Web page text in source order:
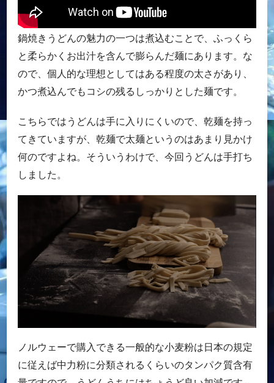
鍋焼きうどんの魅力の一つは煮込むことで、ふっくら
と柔らかくお出汁を含んで膨らんだ麺にあります。な
ので、個人的な理想としてはある程度の太さがあり、
かつ煮込んでもコシの残るしっかりとした麺です。
こちらではうどんは手に入りにくいので、乾麺を持っ
てきていますが、乾麺で太麺というのはあまり見かけ
何のですよね。そういうわけで、今回うどんは手打ち
しました。
ノルウェーで購入できる一般的な小麦粉は日本の規定
に従えば中力粉に分類されるくらいのタンパク質含有